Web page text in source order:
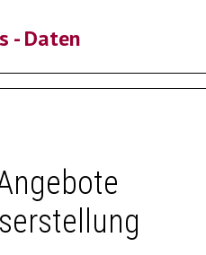
- Daten